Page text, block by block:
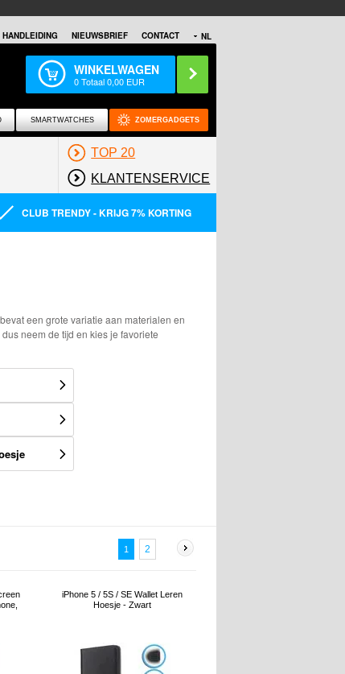
NL
NIEUWSBRIEF CONTACT
WINKELWAGEN
0Totaal0,00 EUR
SMARTWATCHES ZOMERGADGETS
TOP 20
KLANTENSERVICE
CLUB TRENDY - KRIJG 7% KORTING
een grote variatie aan materialen en
neem de tijd en kies je favoriete
1 2
iPhone 5 / 5S / SE Wallet Leren
Hoesje - Zwart